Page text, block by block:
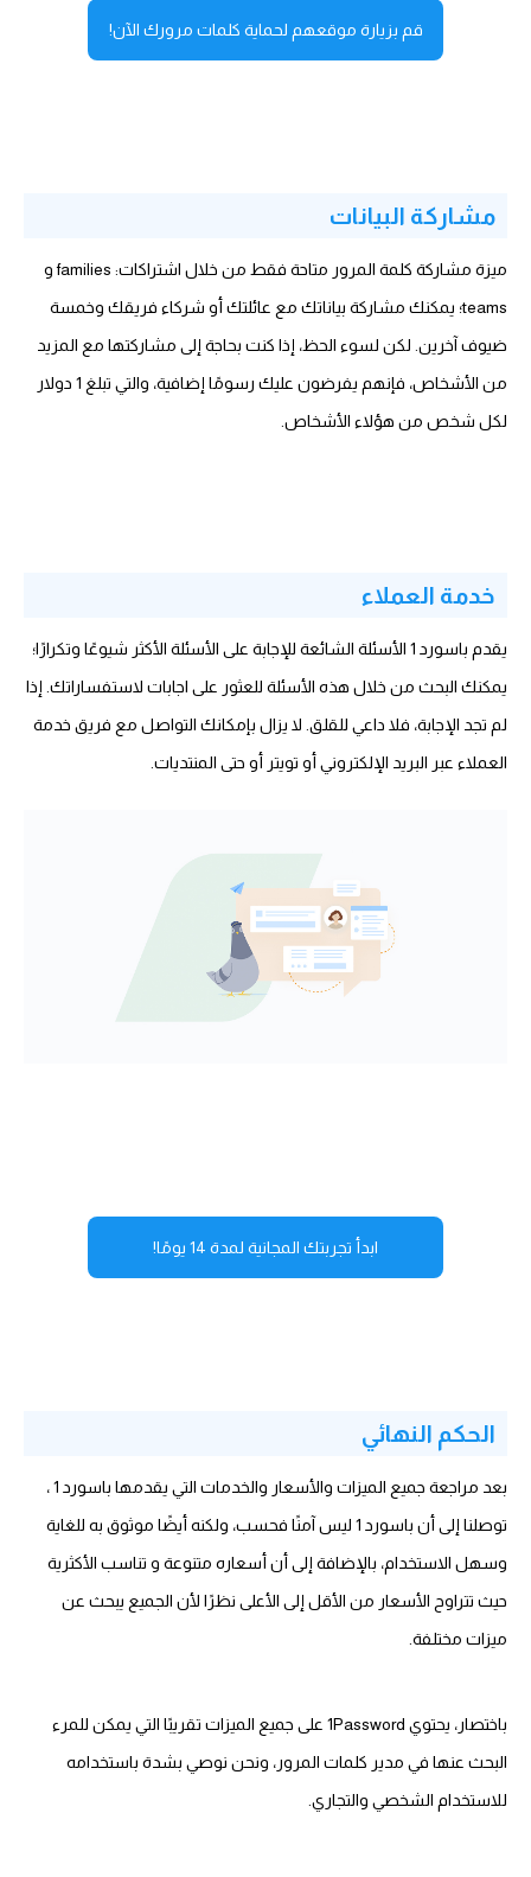
قم بزيارة موقعهم لحماية كلمات مرورك الآن!
مشاركة البيانات
ميزة مشاركة كلمة المرور متاحة فقط من خلال اشتراكات: families و
teams؛ يمكنك مشاركة بياناتك مع عائلتك أو شركاء فريقك وخمسة
ضيوف آخرين. لكن لسوء الحظ، إذا كنت بحاجة إلى مشاركتها مع المزيد
من الأشخاص، فإنهم يفرضون عليك رسومًا إضافية، والتي تبلغ 1 دولار
لكل شخص من هؤلاء الأشخاص.
خدمة العملاء
يقدم باسورد 1 الأسئلة الشائعة للإجابة على الأسئلة الأكثر شيوعًا وتكرارًا؛
يمكنك البحث من خلال هذه الأسئلة للعثور على اجابات لاستفساراتك. إذا
لم تجد الإجابة، فلا داعي للقلق. لا يزال بإمكانك التواصل مع فريق خدمة
العملاء عبر البريد الإلكتروني أو تويتر أو حتى المنتديات.
ابدأ تجربتك المجانية لمدة 14 يومًا!
الحكم النهائي
بعد مراجعة جميع الميزات والأسعار والخدمات التي يقدمها باسورد 1 ،
توصلنا إلى أن باسورد 1 ليس آمنًا فحسب، ولكنه أيضًا موثوق به للغاية
وسهل الاستخدام، بالإضافة إلى أن أسعاره متنوعة و تناسب الأكثرية
حيث تتراوح الأسعار من الأقل إلى الأعلى نظرًا لأن الجميع يبحث عن
ميزات مختلفة.
باختصار، يحتوي 1Password على جميع الميزات تقريبًا التي يمكن للمرء
البحث عنها في مدير كلمات المرور، ونحن نوصي بشدة باستخدامه
للاستخدام الشخصي والتجاري.